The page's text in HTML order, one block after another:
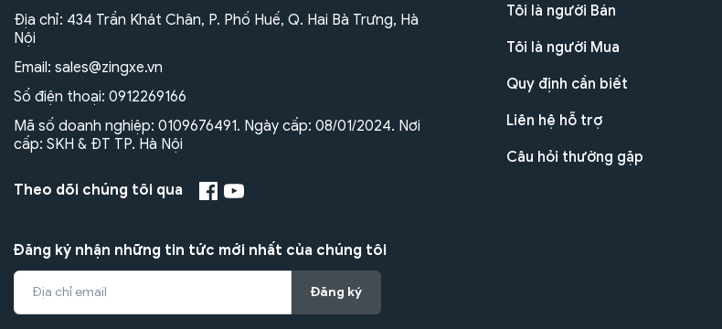
Địa chỉ: 434 Trần Khát Chân, P. Phố Huế, Q. Hai Bà Trưng, Hà
Nội
Email: sales@zingxe.vn
Số điện thoại: 0912269166
Mã số doanh nghiệp: 0109676491. Ngày cấp: 08/01/2024. Nơi
cấp: SKH & ĐT TP. Hà Nội
Theo dõi chúng tôi qua
Đăng ký nhận những tin tức mới nhất của chúng tôi
Đăng ký
Tôi là người Bán
Tôi là người Mua
Quy định cần biết
Liên hệ hỗ trợ
Câu hỏi thường gặp